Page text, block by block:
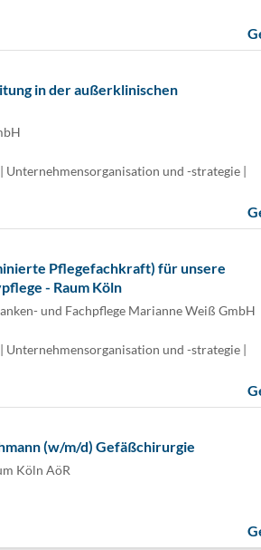
in der außerklinischen
Unternehmensorganisation und -strategie |
Pflegefachkraft) für unsere
- Raum Köln
und Fachpflege Marianne Weiß GmbH
Unternehmensorganisation und -strategie |
(w/m/d) Gefäßchirurgie
Köln AöR